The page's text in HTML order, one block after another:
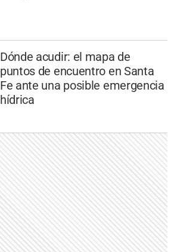
Dónde acudir: el mapa de
puntos de encuentro en Santa
Fe ante una posible emergencia
hídrica